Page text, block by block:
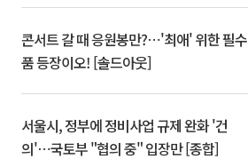
콘서트 갈 때 응원봉만?⋯'최애' 위한 필수
품 등장이오! [솔드아웃]
서울시, 정부에 정비사업 규제 완화 '건
의'⋯국토부 "협의 중" 입장만 [종합]